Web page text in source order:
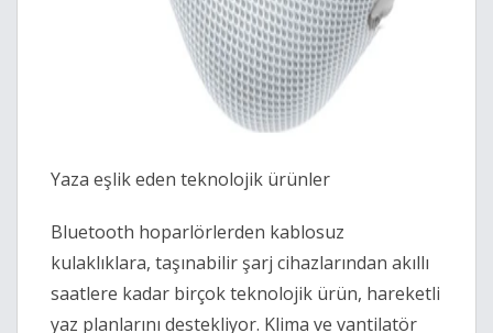
Yaza eşlik eden teknolojik ürünler
Bluetooth hoparlörlerden kablosuz
kulaklıklara, taşınabilir şarj cihazlarından akıllı
saatlere kadar birçok teknolojik ürün, hareketli
yaz planlarını destekliyor. Klima ve vantilatör